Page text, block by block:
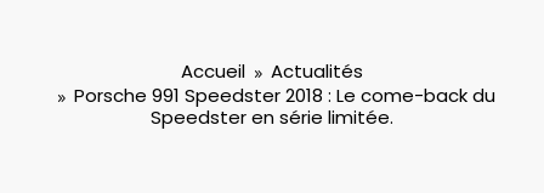
Accueil
Actualités
Porsche 991 Speedster 2018 : Le come-back du
Speedster en série limitée.